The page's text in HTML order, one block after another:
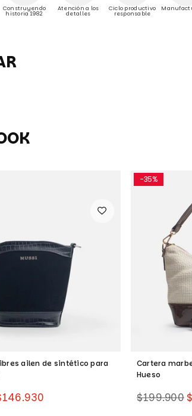
Construyendo
historia 1982
Atención a los
detalles
Ciclo productivo
responsable
ailen de sintético para
-35%
Cartera
Hueso
Precio
$199.900